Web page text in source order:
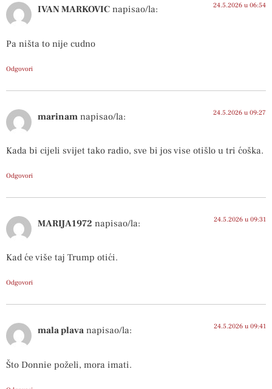
IVAN MARKOVIC napisao/la: 24.5.2026 u 06:54
Pa ništa to nije cudno
Odgovori
marinam napisao/la: 24.5.2026 u 09:27
Kada bi cijeli svijet tako radio, sve bi jos vise otišlo u tri ćoška.
Odgovori
MARIJA1972 napisao/la: 24.5.2026 u 09:31
Kad će više taj Trump otići.
Odgovori
mala plava napisao/la: 24.5.2026 u 09:41
Što Donnie poželi, mora imati.